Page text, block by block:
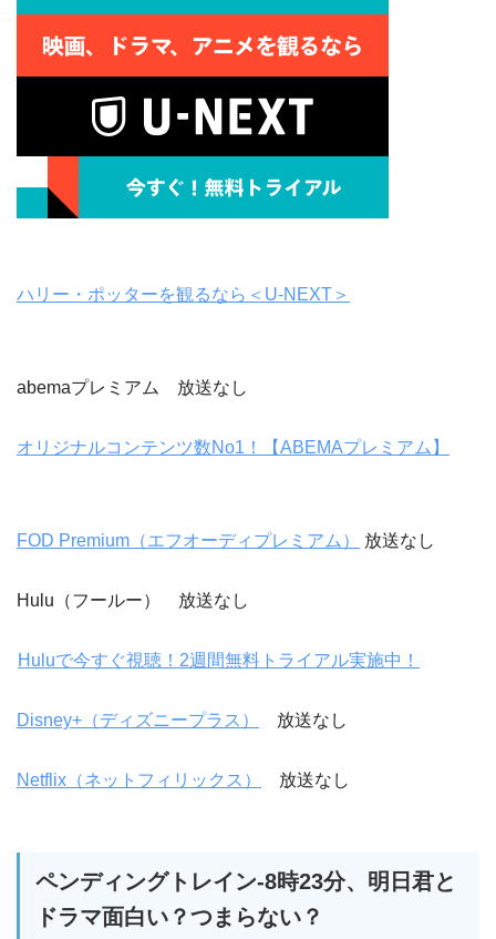
ハリー・ポッターを観るなら＜U-NEXT＞
abemaプレミアム 放送なし
オリジナルコンテンツ数No1！【ABEMAプレミアム】
FOD Premium（エフオーディプレミアム） 放送なし
Hulu（フールー） 放送なし
Huluで今すぐ視聴！2週間無料トライアル実施中！
Disney+（ディズニープラス） 放送なし
Netflix（ネットフィリックス） 放送なし
ペンディングトレイン-8時23分、明日君と
ドラマ面白い？つまらない？